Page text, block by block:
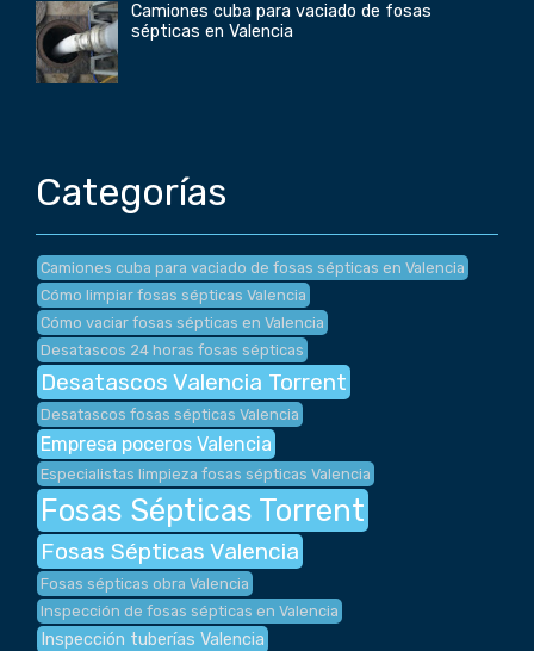
Camiones cuba para vaciado de fosas
sépticas en Valencia
Categorías
Camiones cuba para vaciado de fosas sépticas en Valencia
Cómo limpiar fosas sépticas Valencia
Cómo vaciar fosas sépticas en Valencia
Desatascos 24 horas fosas sépticas
Desatascos Valencia Torrent
Desatascos fosas sépticas Valencia
Empresa poceros Valencia
Especialistas limpieza fosas sépticas Valencia
Fosas Sépticas Torrent
Fosas Sépticas Valencia
Fosas sépticas obra Valencia
Inspección de fosas sépticas en Valencia
Inspección tuberías Valencia